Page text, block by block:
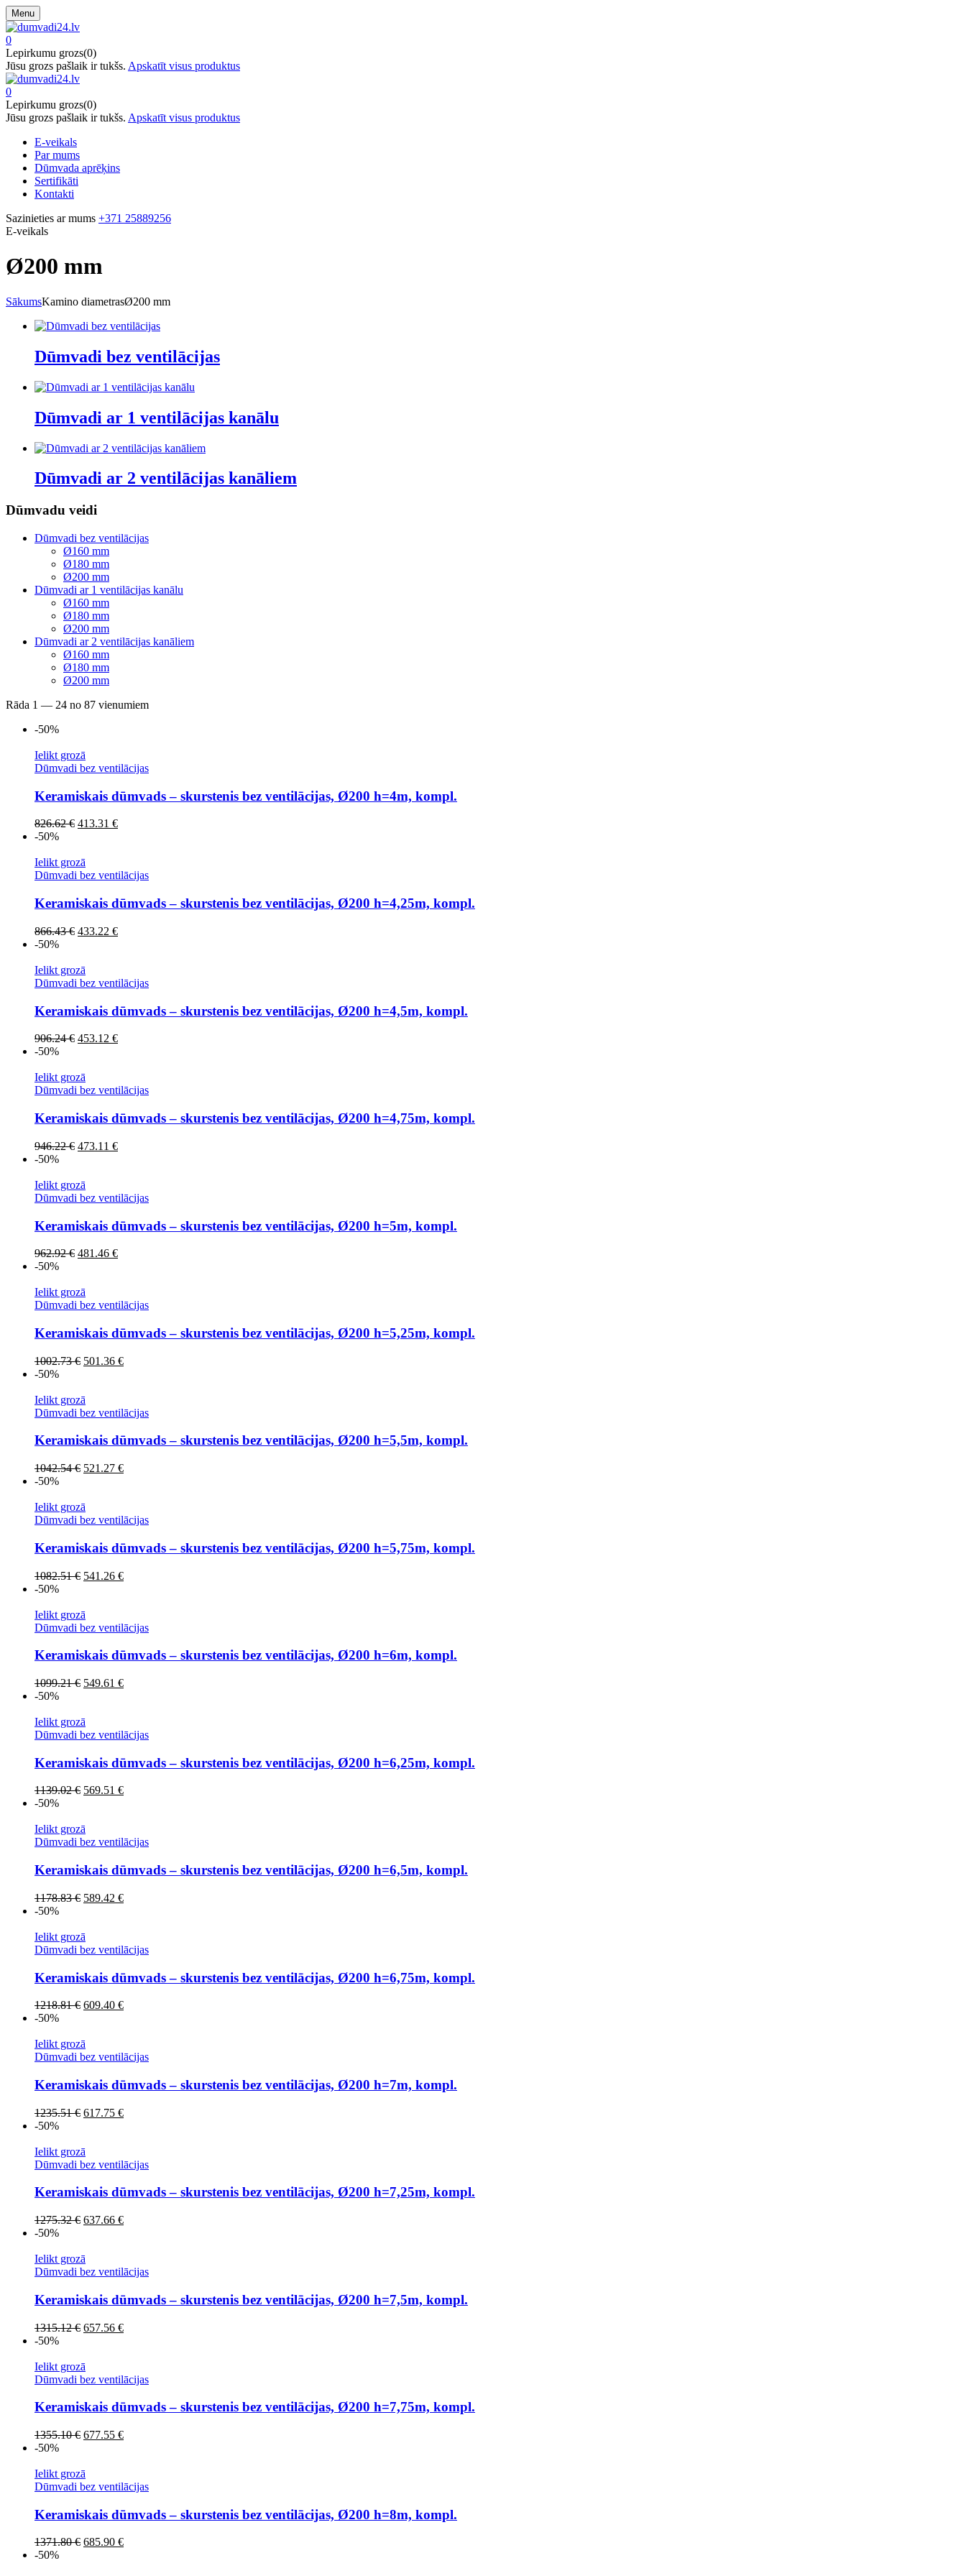
Menu
0
Lepirkumu grozs(0)
Jūsu grozs pašlaik ir tukšs. Apskatīt visus produktus
0
Lepirkumu grozs(0)
Jūsu grozs pašlaik ir tukšs. Apskatīt visus produktus
E-veikals
Par mums
Dūmvada aprēķins
Sertifikāti
Kontakti
Sazinieties ar mums +371 25889256
E-veikals
Ø200 mm
SākumsKamino diametrasØ200 mm
Dūmvadi bez ventilācijas
Dūmvadi ar 1 ventilācijas kanālu
Dūmvadi ar 2 ventilācijas kanāliem
Dūmvadu veidi
Dūmvadi bez ventilācijas
Ø160 mm
Ø180 mm
Ø200 mm
Dūmvadi ar 1 ventilācijas kanālu
Ø160 mm
Ø180 mm
Ø200 mm
Dūmvadi ar 2 ventilācijas kanāliem
Ø160 mm
Ø180 mm
Ø200 mm
Rāda 1 — 24 no 87 vienumiem
-50%
Ielikt grozā
Dūmvadi bez ventilācijas
Keramiskais dūmvads – skurstenis bez ventilācijas, Ø200 h=4m, kompl.
826.62€ Original
826.62 €.
413.31 €Current
-50%
Ielikt grozā
Dūmvadi bez ventilācijas
Keramiskais dūmvads – skurstenis bez ventilācijas, Ø200 h=4,25m, kompl.
866.43€ Original
866.43 €.
433.22 €Current
-50%
Ielikt grozā
Dūmvadi bez ventilācijas
Keramiskais dūmvads – skurstenis bez ventilācijas, Ø200 h=4,5m, kompl.
906.24€ Original
906.24 €.
453.12 €Current
-50%
Ielikt grozā
Dūmvadi bez ventilācijas
Keramiskais dūmvads – skurstenis bez ventilācijas, Ø200 h=4,75m, kompl.
946.22€ Original
946.22 €.
473.11 €Current
-50%
Ielikt grozā
Dūmvadi bez ventilācijas
Keramiskais dūmvads – skurstenis bez ventilācijas, Ø200 h=5m, kompl.
962.92€ Original
962.92 €.
481.46 €Current
-50%
Ielikt grozā
Dūmvadi bez ventilācijas
Keramiskais dūmvads – skurstenis bez ventilācijas, Ø200 h=5,25m, kompl.
1002.73€ Original
1002.73 €.
501.36 €Current
-50%
Ielikt grozā
Dūmvadi bez ventilācijas
Keramiskais dūmvads – skurstenis bez ventilācijas, Ø200 h=5,5m, kompl.
1042.54€ Original
1042.54 €.
521.27 €Current
-50%
Ielikt grozā
Dūmvadi bez ventilācijas
Keramiskais dūmvads – skurstenis bez ventilācijas, Ø200 h=5,75m, kompl.
1082.51€ Original
1082.51 €.
541.26 €Current
-50%
Ielikt grozā
Dūmvadi bez ventilācijas
Keramiskais dūmvads – skurstenis bez ventilācijas, Ø200 h=6m, kompl.
1099.21€ Original
1099.21 €.
549.61 €Current
-50%
Ielikt grozā
Dūmvadi bez ventilācijas
Keramiskais dūmvads – skurstenis bez ventilācijas, Ø200 h=6,25m, kompl.
1139.02€ Original
1139.02 €.
569.51 €Current
-50%
Ielikt grozā
Dūmvadi bez ventilācijas
Keramiskais dūmvads – skurstenis bez ventilācijas, Ø200 h=6,5m, kompl.
1178.83€ Original
1178.83 €.
589.42 €Current
-50%
Ielikt grozā
Dūmvadi bez ventilācijas
Keramiskais dūmvads – skurstenis bez ventilācijas, Ø200 h=6,75m, kompl.
1218.81€ Original
1218.81 €.
609.40 €Current
-50%
Ielikt grozā
Dūmvadi bez ventilācijas
Keramiskais dūmvads – skurstenis bez ventilācijas, Ø200 h=7m, kompl.
1235.51€ Original
1235.51 €.
617.75 €Current
-50%
Ielikt grozā
Dūmvadi bez ventilācijas
Keramiskais dūmvads – skurstenis bez ventilācijas, Ø200 h=7,25m, kompl.
1275.32€ Original
1275.32 €.
637.66 €Current
-50%
Ielikt grozā
Dūmvadi bez ventilācijas
Keramiskais dūmvads – skurstenis bez ventilācijas, Ø200 h=7,5m, kompl.
1315.12€ Original
1315.12 €.
657.56 €Current
-50%
Ielikt grozā
Dūmvadi bez ventilācijas
Keramiskais dūmvads – skurstenis bez ventilācijas, Ø200 h=7,75m, kompl.
1355.10€ Original
1355.10 €.
677.55 €Current
-50%
Ielikt grozā
Dūmvadi bez ventilācijas
Keramiskais dūmvads – skurstenis bez ventilācijas, Ø200 h=8m, kompl.
1371.80€ Original
685.90 €Current
-50%